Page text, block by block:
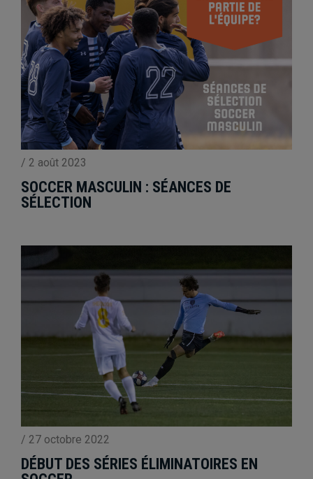
/ 2 août 2023
SOCCER MASCULIN : SÉANCES DE
SÉLECTION
/ 27 octobre 2022
DÉBUT DES SÉRIES ÉLIMINATOIRES EN